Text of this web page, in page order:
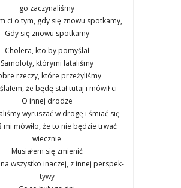
go zaczy­na­li­śmy
ci o tym, gdy się zno­wu spo­tka­my,
Gdy się zno­wu spo­tka­my
Cho­le­ra, kto by pomy­ślał
Samo­lo­ty, któ­ry­mi lata­li­śmy
rze­czy, któ­re prze­ży­li­śmy
że będę stał tutaj i mówił ci
O innej dro­dze
wyru­szać w dro­gę i śmiać się
mi mówi­ło, że to nie będzie trwać
wiecz­nie
Musia­łem się zmie­nić
wszyst­ko ina­czej, z innej per­spek­
ty­wy